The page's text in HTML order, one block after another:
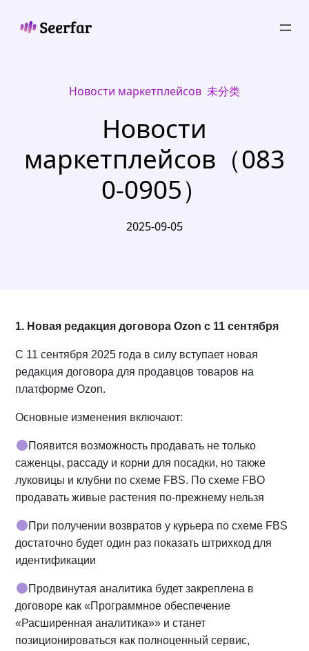
Новости маркетплейсов 未分类
Новости
маркетплейсов（083
0-0905）
2025-09-05
1. Новая редакция договора Ozon с 11 сентября
С 11 сентября 2025 года в силу вступает новая
редакция договора для продавцов товаров на
платформе Ozon.
Основные изменения включают:
Появится возможность продавать не только
саженцы, рассаду и корни для посадки, но также
луковицы и клубни по схеме FBS. По схеме FBO
продавать живые растения по-прежнему нельзя
При получении возвратов у курьера по схеме FBS
достаточно будет один раз показать штрихкод для
идентификации
Продвинутая аналитика будет закреплена в
договоре как «Программное обеспечение
«Расширенная аналитика»» и станет
позиционироваться как полноценный сервис,